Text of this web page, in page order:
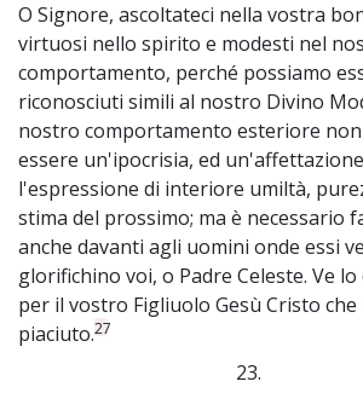
O Signore, ascoltateci nella vostra
virtuosi nello spirito e modesti nel
comportamento, perché possiamo
riconosciuti simili al nostro Divino
nostro comportamento esteriore non
essere un'ipocrisia, ed
l'espressione di interiore umiltà,
stima del prossimo; ma è necessario
anche davanti agli uomini onde essi
glorifichino voi, o Padre Celeste. Ve lo
per il vostro Figliuolo Gesù Cristo
piaciuto.27
23.